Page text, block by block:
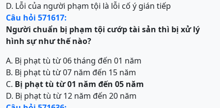
D. Lỗi của người phạm tội là lỗi cố ý gián tiếp
Câu hỏi 571617:
Người chuẩn bị phạm tội cướp tài sản thì bị xử lý
hình sự như thế nào?
A. Bị phạt tù từ 06 tháng đến 01 năm
B. Bị phạt tù từ 07 năm đến 15 năm
C. Bị phạt tù từ 01 năm đến 05 năm
D. Bị phạt tù từ 12 năm đến 20 năm